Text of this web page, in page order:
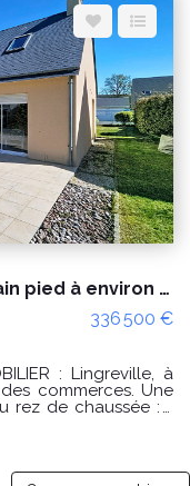
A vendre maison avec vie de plain pied à environ 900m de la plage
336 500 €
à
commerces. Une
d'eau. Garage.